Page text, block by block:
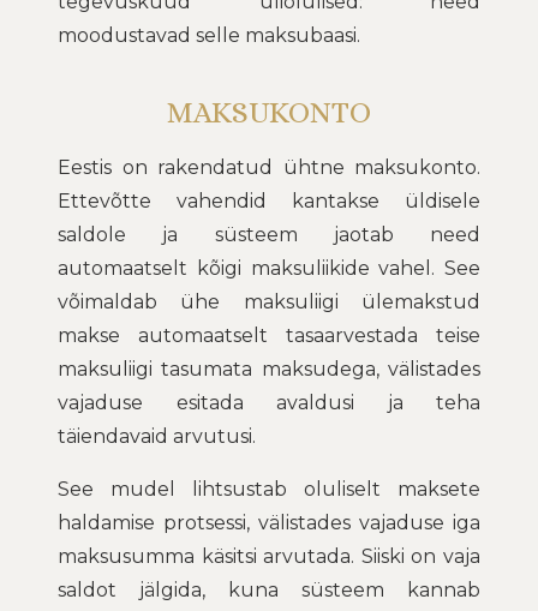
moodustavad selle maksubaasi.
MAKSUKONTO
Eestis on rakendatud ühtne maksukonto.
Ettevõtte vahendid kantakse üldisele
saldole ja süsteem jaotab need
automaatselt kõigi maksuliikide vahel. See
võimaldab ühe maksuliigi ülemakstud
makse automaatselt tasaarvestada teise
maksuliigi tasumata maksudega, välistades
vajaduse esitada avaldusi ja teha
täiendavaid arvutusi.
See mudel lihtsustab oluliselt maksete
haldamise protsessi, välistades vajaduse iga
maksusumma käsitsi arvutada. Siiski on vaja
saldot jälgida, kuna süsteem kannab